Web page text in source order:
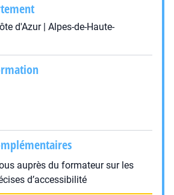
d'Azur | Alpes-de-Haute-
auprès du formateur sur les
d’accessibilité